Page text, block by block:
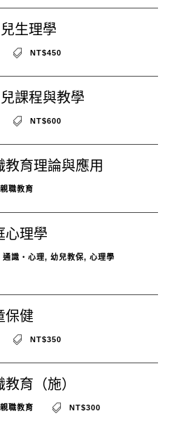
生理學
NT$450
課程與教學
NT$600
教育理論與應用
親職教育
心理學
通識‧心理, 幼兒教保, 心理學
保健
NT$350
育（施）
親職教育 NT$300